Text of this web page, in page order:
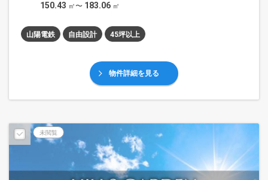
150.43 ㎡〜 183.06 ㎡
山陽電鉄 自由設計 45坪以上
物件詳細を見る
未閲覧